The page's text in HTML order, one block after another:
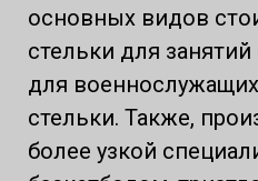
основных видов
стельки для
для
стельки. Также,
более узкой